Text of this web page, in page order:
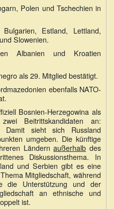
Polen und Tschechien in
Estland, Lettland,
Slowenien.
Albanien und Kroatien
als 29. Mitglied bestätigt.
ebenfalls NATO-
Bosnien-Herzegowina als
Beitrittskandidaten an:
sieht sich Russland
umgeben. Die künftige
Ländernaußerhalb des
Diskussionsthema. In
und Serbien gibt es eine
Mitgliedschaft, während
die Unterstützung und der
an ethnische und
ist.